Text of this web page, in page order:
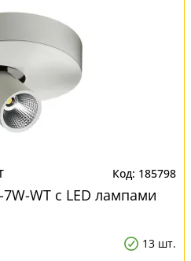
185798
WT с LED лампами
13 шт.